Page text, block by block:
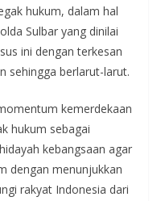
hukum, dalam hal
Sulbar yang dinilai
ini dengan terkesan
sehingga berlarut-larut.
kemerdekaan
hukum sebagai
kebangsaan agar
dengan menunjukkan
rakyat Indonesia dari